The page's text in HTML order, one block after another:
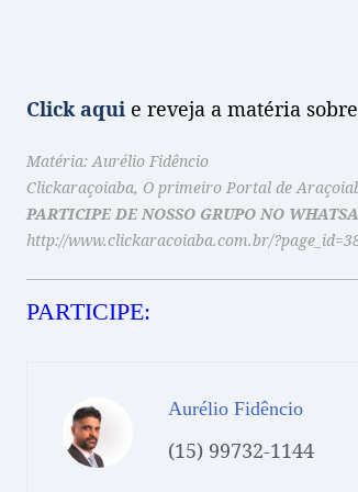
Click aqui e reveja a matéria
Matéria: Aurélio Fidêncio
Clickaraçoiaba, O primeiro Portal de
PARTICIPE DE NOSSO GRUPO NO
http://www.clickaracoiaba.com.br/
PARTICIPE:
Aurélio Fidêncio
(15) 99732-1144